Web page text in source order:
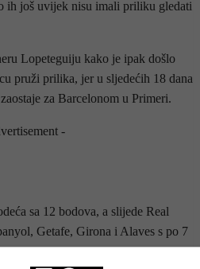
ih još uvijek nisu imali priliku gledati
Lopeteguiju kako je ipak došlo
pruži prilika, jer u sljedećih 18 dana
za Barcelonom u Primeri.
-
sa 12 bodova, a slijede Real
Getafe, Girona i Alaves s po 7